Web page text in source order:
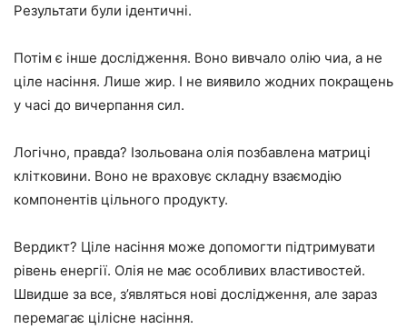
Результати були ідентичні.
Потім є інше дослідження. Воно вивчало олію чиа, а не
ціле насіння. Лише жир. І не виявило жодних покращень
у часі до вичерпання сил.
Логічно, правда? Ізольована олія позбавлена ​​матриці
клітковини. Воно не враховує складну взаємодію
компонентів цільного продукту.
Вердикт? Ціле насіння може допомогти підтримувати
рівень енергії. Олія не має особливих властивостей.
Швидше за все, з’являться нові дослідження, але зараз
перемагає цілісне насіння.